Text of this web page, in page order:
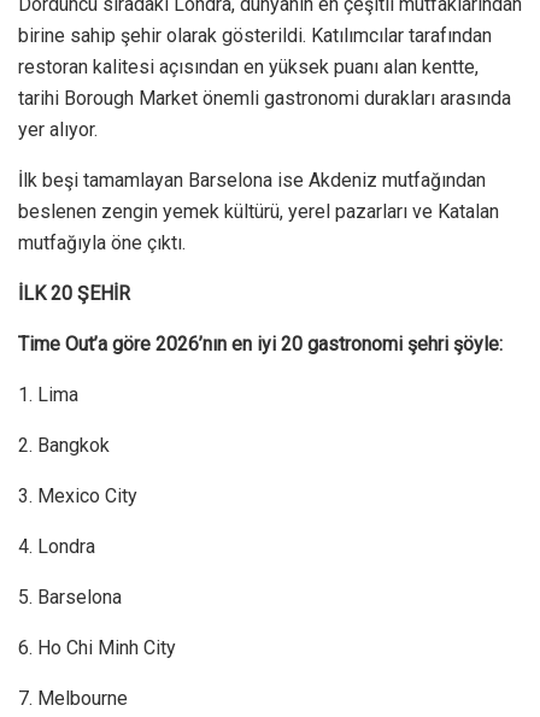
birine sahip şehir olarak gösterildi. Katılımcılar tarafından
restoran kalitesi açısından en yüksek puanı alan kentte,
tarihi Borough Market önemli gastronomi durakları arasında
yer alıyor.
İlk beşi tamamlayan Barselona ise Akdeniz mutfağından
beslenen zengin yemek kültürü, yerel pazarları ve Katalan
mutfağıyla öne çıktı.
İLK 20 ŞEHİR
Time Out’a göre 2026’nın en iyi 20 gastronomi şehri şöyle:
1. Lima
2. Bangkok
3. Mexico City
4. Londra
5. Barselona
6. Ho Chi Minh City
7. Melbourne